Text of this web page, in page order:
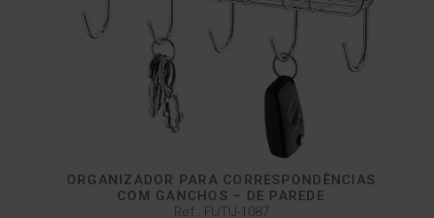
ORGANIZADOR PARA CORRESPONDÊNCIAS
COM GANCHOS – DE PAREDE
Ref.: FUTU-1087